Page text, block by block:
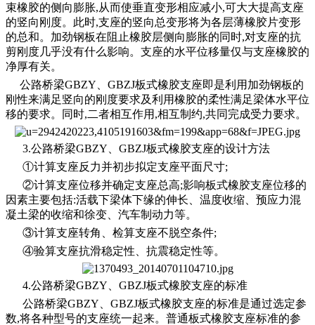
束橡胶的侧向膨胀,从而使垂直变形相应减小,可大大提高支座
的竖向刚度。此时,支座的竖向总变形将为各层薄橡胶片变形
的总和。加劲钢板在阻止橡胶层侧向膨胀的同时,对支座的抗
剪刚度几乎没有什么影响。支座的水平位移量仅与支座橡胶的
净厚有关。
公路桥梁GBZY、GBZJ板式橡胶支座即是利用加劲钢板的
刚性来满足竖向的刚度要求及利用橡胶的柔性满足梁体水平位
移的要求。同时,二者相互作用,相互制约,共同完成受力要求。
3.公路桥梁GBZY、GBZJ板式橡胶支座的设计方法
①计算支座反力并初步拟定支座平面尺寸;
②计算支座位移并确定支座总高;影响板式橡胶支座位移的
因素主要包括:活载下梁体下缘的伸长、温度收缩、预应力混
凝土梁的收缩和徐变、汽车制动力等。
③计算支座转角、检算支座不脱空条件;
④验算支座抗滑稳定性、抗震稳定性等。
4.公路桥梁GBZY、GBZJ板式橡胶支座的标准
公路桥梁GBZY、GBZJ板式橡胶支座的标准是通过选定参
数,将各种型号的支座统一起来。普通板式橡胶支座标准的参